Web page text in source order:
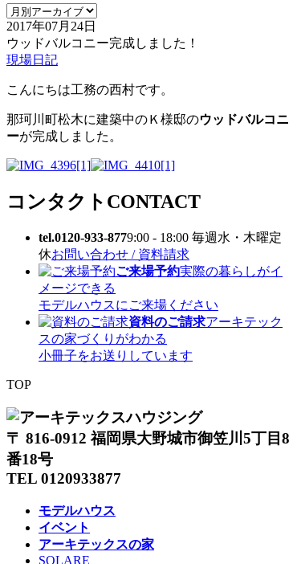
2017年07月24日
ウッドバルコニー完成しました！
現場日記
こんにちは工務の西村です。
那珂川町松木に建築中のＫ様邸のウッドバルコニ
ーが完成しました。
コンタクト CONTACT
tel.0120-933-8779:00 - 18:00 毎週水・木曜定
休お問い合わせ / 資料請求
ご来場予約実際の暮らしがイ
メージできる
モデルハウスにご来場ください
資料のご請求アーキテック
スの家づくりがわかる
小冊子をお送りしています
TOP
〒 816-0912 福岡県大野城市御笠川5丁目8
番18号
TEL 0120933877
モデルハウス
イベント
アーキテックスの家
SOLARE